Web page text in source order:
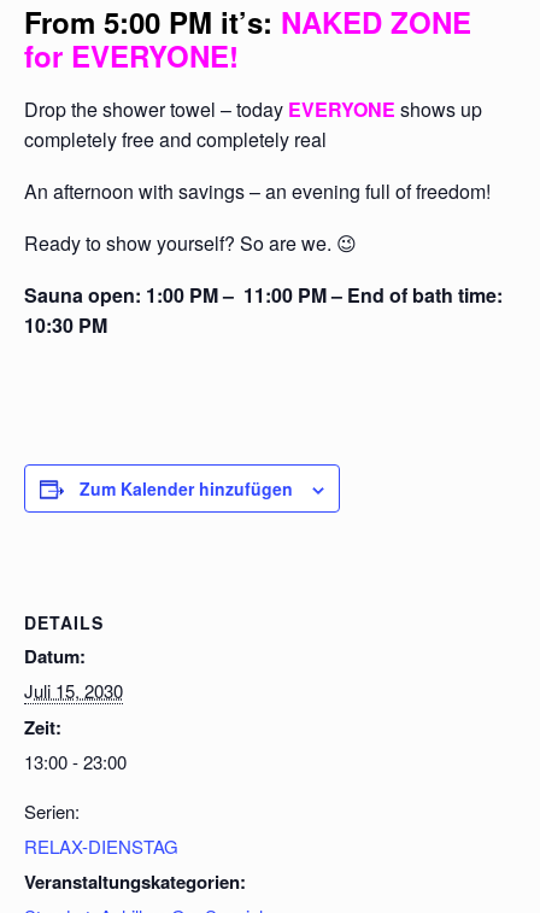
From 5:00 PM it’s: NAKED ZONE
for EVERYONE!
Drop the shower towel – today EVERYONE shows up
completely free and completely real
An afternoon with savings – an evening full of freedom!
Ready to show yourself? So are we. 😉
Sauna open: 1:00 PM – 11:00 PM – End of bath time:
10:30 PM
Zum Kalender hinzufügen
DETAILS
Datum:
Juli 15, 2030
Zeit:
13:00 - 23:00
Serien:
RELAX-DIENSTAG
Veranstaltungskategorien: